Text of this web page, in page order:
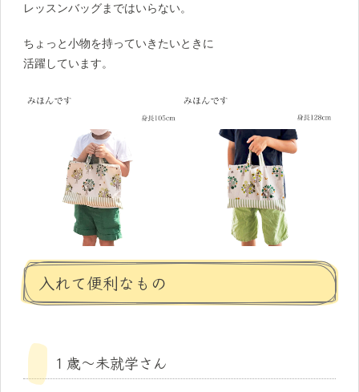
レッスンバッグまではいらない。
ちょっと小物を持っていきたいときに
活躍しています。
入れて便利なもの
１歳〜未就学さん